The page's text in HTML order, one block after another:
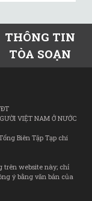
THÔNG TIN
TÒA SOẠN
VIỆT NAM Ở NƯỚC
Biên Tập Tạp chí
trên website này; chỉ
ý bằng văn bản của